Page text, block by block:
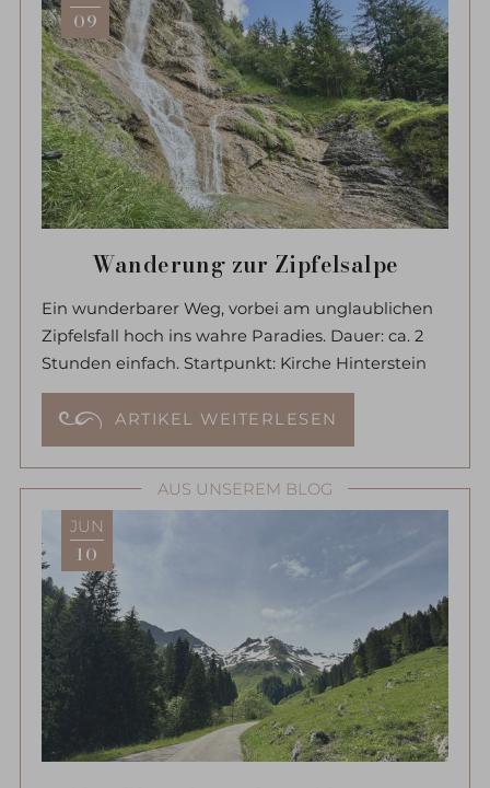
09
Wanderung zur Zipfelsalpe
Ein wunderbarer Weg, vorbei am unglaublichen
Zipfelsfall hoch ins wahre Paradies. Dauer: ca. 2
Stunden einfach. Startpunkt: Kirche Hinterstein
ARTIKEL WEITERLESEN
AUS UNSEREM BLOG
JUN
10